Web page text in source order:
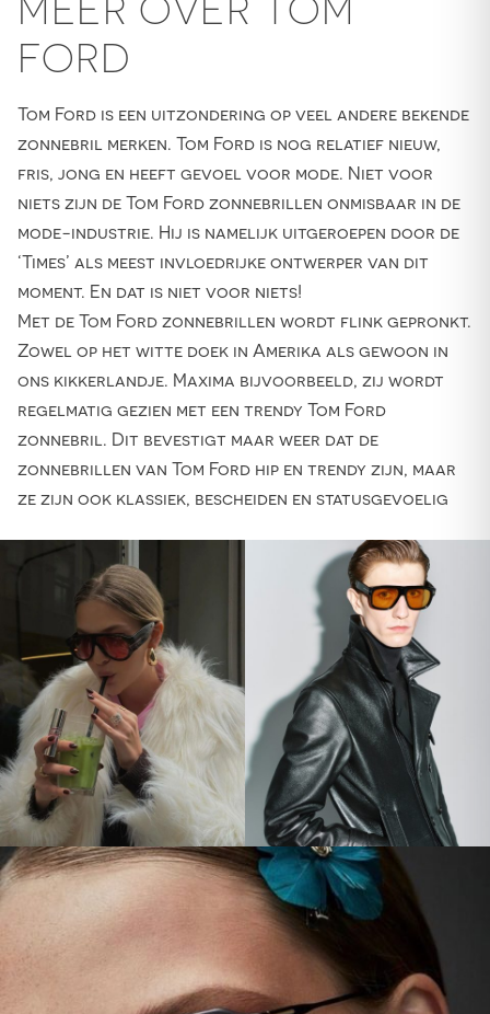
MEER OVER TOM
FORD
Tom Ford is een uitzondering op veel andere bekende
zonnebril merken. Tom Ford is nog relatief nieuw,
fris, jong en heeft gevoel voor mode. Niet voor
niets zijn de Tom Ford zonnebrillen onmisbaar in de
mode-industrie. Hij is namelijk uitgeroepen door de
‘Times’ als meest invloedrijke ontwerper van dit
moment. En dat is niet voor niets!
Met de Tom Ford zonnebrillen wordt flink gepronkt.
Zowel op het witte doek in Amerika als gewoon in
ons kikkerlandje. Maxima bijvoorbeeld, zij wordt
regelmatig gezien met een trendy Tom Ford
zonnebril. Dit bevestigt maar weer dat de
zonnebrillen van Tom Ford hip en trendy zijn, maar
ze zijn ook klassiek, bescheiden en statusgevoelig